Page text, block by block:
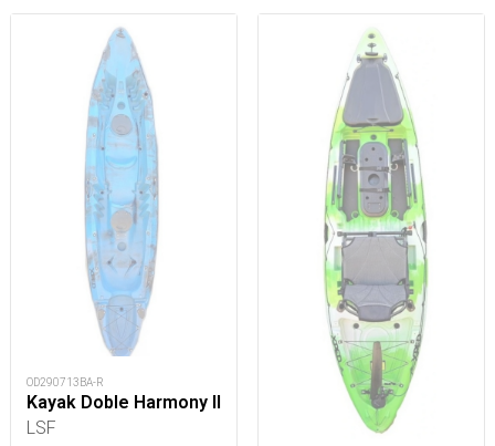
OD290713BA-R
Kayak Doble Harmony II
LSF